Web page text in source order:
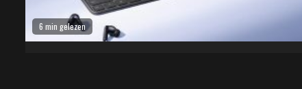
6 min gelezen